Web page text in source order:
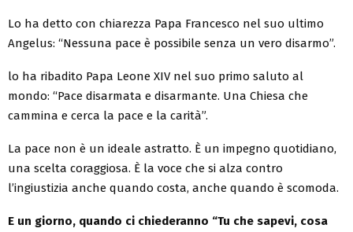
Lo ha detto con chiarezza Papa Francesco nel suo ultimo
Angelus: “Nessuna pace è possibile senza un vero disarmo”.
lo ha ribadito Papa Leone XIV nel suo primo saluto al
mondo: “Pace disarmata e disarmante. Una Chiesa che
cammina e cerca la pace e la carità”.
La pace non è un ideale astratto. È un impegno quotidiano,
una scelta coraggiosa. È la voce che si alza contro
l’ingiustizia anche quando costa, anche quando è scomoda.
E un giorno, quando ci chiederanno “Tu che sapevi, cosa